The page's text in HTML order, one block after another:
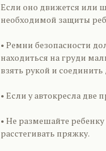
Если оно движется или
необходимой защиты
• Ремни безопасности
находиться на груди
взять рукой и
• Если у автокресла две
• Не размешайте
расстегивать пряжку.